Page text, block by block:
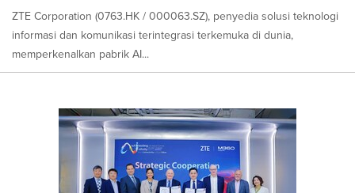
ZTE Corporation (0763.HK / 000063.SZ), penyedia solusi teknologi
informasi dan komunikasi terintegrasi terkemuka di dunia,
memperkenalkan pabrik AI...